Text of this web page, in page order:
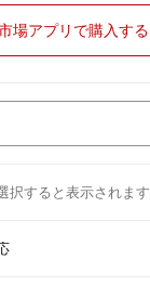
場アプリで購入する
択すると表示されます